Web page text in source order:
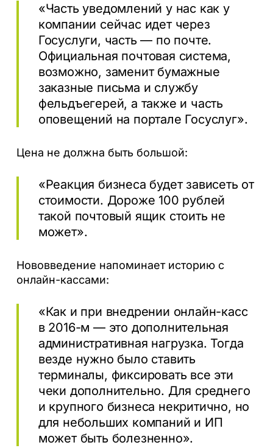
«Часть уведомлений у нас как у
компании сейчас идет через
Госуслуги, часть — по почте.
Официальная почтовая система,
возможно, заменит бумажные
заказные письма и службу
фельдъегерей, а также и часть
оповещений на портале Госуслуг».
Цена не должна быть большой:
«Реакция бизнеса будет зависеть от
стоимости. Дороже 100 рублей
такой почтовый ящик стоить не
может».
Нововведение напоминает историю с
онлайн-кассами:
«Как и при внедрении онлайн-касс
в 2016-м — это дополнительная
административная нагрузка. Тогда
везде нужно было ставить
терминалы, фиксировать все эти
чеки дополнительно. Для среднего
и крупного бизнеса некритично, но
для небольших компаний и ИП
может быть болезненно».